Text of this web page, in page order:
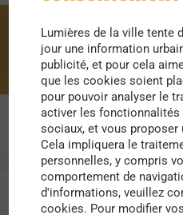
Lumières de la ville tente
jour une information
publicité, et pour cela
que les cookies soient
pour pouvoir analyser le
activer les fonctionnalités
sociaux, et vous
Cela impliquera le
personnelles, y compris
comportement de
d'informations, veuillez
cookies. Pour modifier